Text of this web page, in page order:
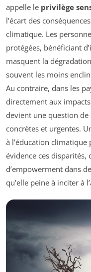
appelle le privilège
l’écart des
climatique. Les
protégées, bénéficiant
masquent la
souvent les moins
Au contraire, dans les
directement aux
devient une question
concrètes et urgentes.
à l’éducation
évidence ces disparités,
d’empowerment dans
qu’elle peine à inciter à